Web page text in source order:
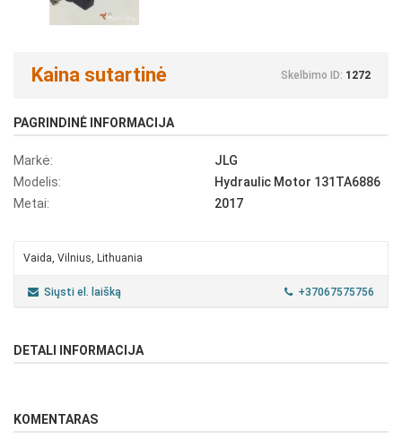
Kaina sutartinė Skelbimo ID: 1272
PAGRINDINĖ INFORMACIJA
Markė:
JLG
Modelis:
Hydraulic Motor 131TA6886
Metai:
2017
Vaida, Vilnius, Lithuania
Siųsti el. laišką +37067575756
DETALI INFORMACIJA
KOMENTARAS